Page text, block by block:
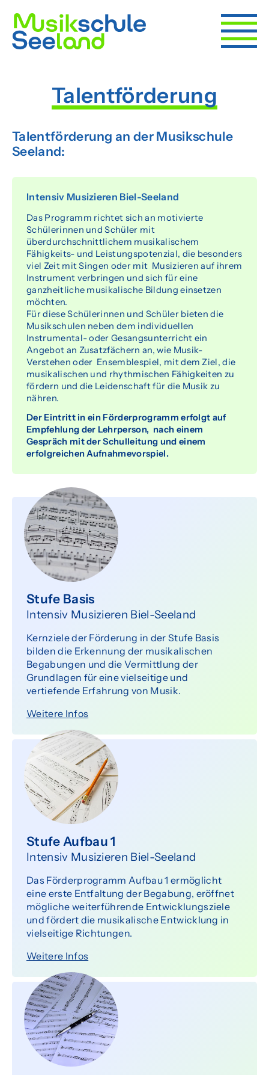
Angebot
Schnuppern
Früher Einstieg
Instrumente
Bands
Förderung
Musikvereine
Senioren
Über uns
Organisation
Team
Dokumente
Förderverein
Offene Stellen
Agenda
Talentförderung
Talentförderung an der Musikschule
Seeland:
Intensiv Musizieren Biel-Seeland
Das Programm richtet sich an motivierte
Schülerinnen und Schüler mit
überdurchschnittlichem musikalischem
Fähigkeits- und Leistungspotenzial, die besonders
viel Zeit mit Singen oder mit Musizieren auf ihrem
Instrument verbringen und sich für eine
ganzheitliche musikalische Bildung einsetzen
möchten.
Für diese Schülerinnen und Schüler bieten die
Musikschulen neben dem individuellen
Instrumental- oder Gesangsunterricht ein
Angebot an Zusatzfächern an, wie Musik-
Verstehen oder Ensemblespiel, mit dem Ziel, die
musikalischen und rhythmischen Fähigkeiten zu
fördern und die Leidenschaft für die Musik zu
nähren.
Der Eintritt in ein Förderprogramm erfolgt auf
Empfehlung der Lehrperson, nach einem
Gespräch mit der Schulleitung und einem
erfolgreichen Aufnahmevorspiel.
Stufe Basis
Intensiv Musizieren Biel-Seeland
Kernziele der Förderung in der Stufe Basis
bilden die Erkennung der musikalischen
Begabungen und die Vermittlung der
Grundlagen für eine vielseitige und
vertiefende Erfahrung von Musik.
Weitere Infos
Stufe Aufbau 1
Intensiv Musizieren Biel-Seeland
Das Förderprogramm Aufbau 1 ermöglicht
eine erste Entfaltung der Begabung, eröffnet
mögliche weiterführende Entwicklungsziele
und fördert die musikalische Entwicklung in
vielseitige Richtungen.
Weitere Infos